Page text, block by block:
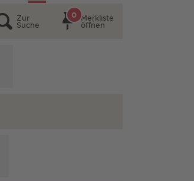
Zur
Suche
Merkliste
öffnen
0